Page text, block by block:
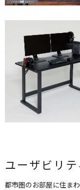
ユーザビリ
都市圏のお部屋に住ま